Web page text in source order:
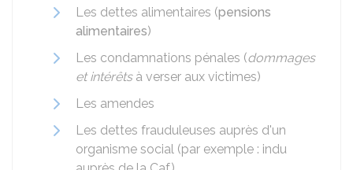
Les dettes alimentaires (pensions
alimentaires)
Les condamnations pénales (dommages
et intérêtsà verser aux victimes)
Les amendes
Les dettes frauduleuses auprès d'un
organisme social (par exemple : indu